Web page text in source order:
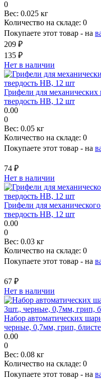
0
Вес: 0.025 кг
Количество на складе: 0
Покупаете этот товар - на
209 ₽
135 ₽
Нет в наличии
Грифели для
твердость HB, 12 шт
0.00
0
Вес: 0.05 кг
Количество на складе: 0
Покупаете этот товар - на
74 ₽
Нет в наличии
Грифели для
твердость HB, 12 шт
0.00
0
Вес: 0.03 кг
Количество на складе: 0
Покупаете этот товар - на
67 ₽
Нет в наличии
Набор автоматических
черные, 0,7мм, грип,
0.00
0
Вес: 0.08 кг
Количество на складе: 0
Покупаете этот товар - на